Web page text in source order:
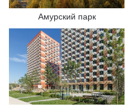
Амурский парк